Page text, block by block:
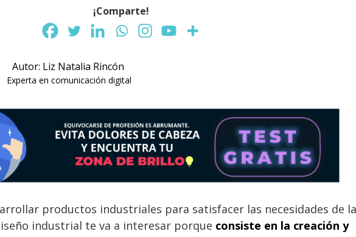
¡Comparte!
Autor: Liz Natalia Rincón
Experta en comunicación digital
productos industriales para satisfacer las necesidades de
industrial te va a interesar porque consiste en la creación y